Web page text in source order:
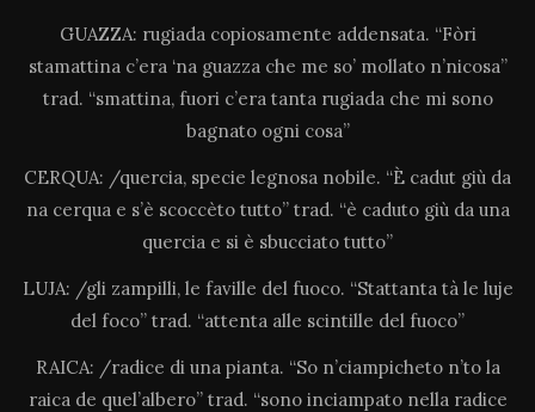
GUAZZA: rugiada copiosamente addensata. “Fòri
stamattina c’era ‘na guazza che me so’ mollato n’nicosa”
trad. “smattina, fuori c’era tanta rugiada che mi sono
bagnato ogni cosa”
CERQUA: /quercia, specie legnosa nobile. “È cadut giù da
na cerqua e s’è scoccèto tutto” trad. “è caduto giù da una
quercia e si è sbucciato tutto”
LUJA: /gli zampilli, le faville del fuoco. “Stattanta tà le luje
del foco” trad. “attenta alle scintille del fuoco”
RAICA: /radice di una pianta. “So n’ciampicheto n’to la
raica de quel’albero” trad. “sono inciampato nella radice